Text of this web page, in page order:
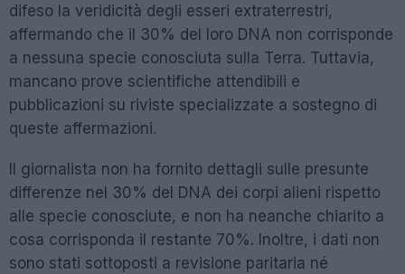
difeso la veridicità degli esseri extraterrestri,
affermando che il 30% del loro DNA non corrisponde
a nessuna specie conosciuta sulla Terra. Tuttavia,
mancano prove scientifiche attendibili e
pubblicazioni su riviste specializzate a sostegno di
queste affermazioni.
Il giornalista non ha fornito dettagli sulle presunte
differenze nel 30% del DNA dei corpi alieni rispetto
alle specie conosciute, e non ha neanche chiarito a
cosa corrisponda il restante 70%. Inoltre, i dati non
sono stati sottoposti a revisione paritaria né